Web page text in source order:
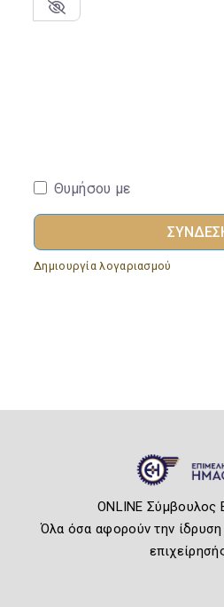
Θυμήσου με
Δημιουργία λογαριασμού
ONLINE Σύμβουλος
Όλα όσα αφορούν την ίδρυση